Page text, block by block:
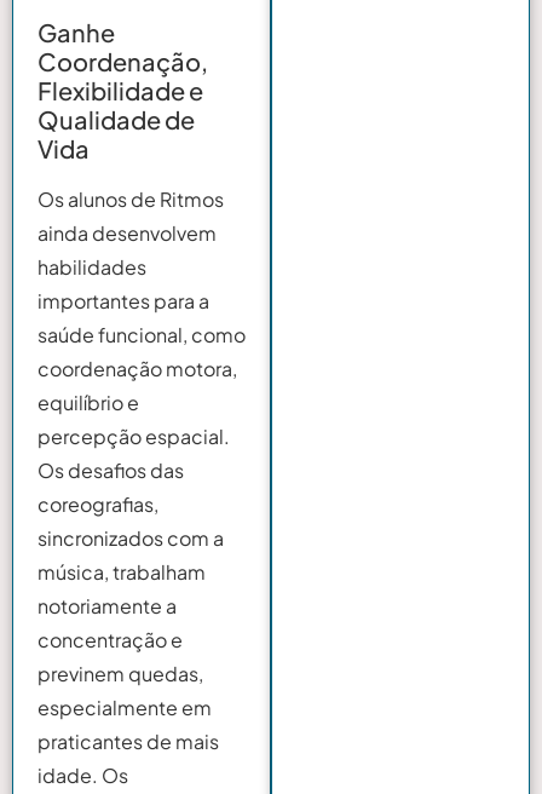
Ganhe
Coordenação,
Flexibilidade e
Qualidade de
Vida
Os alunos de Ritmos
ainda desenvolvem
habilidades
importantes para a
saúde funcional, como
coordenação motora,
equilíbrio e
percepção espacial.
Os desafios das
coreografias,
sincronizados com a
música, trabalham
notoriamente a
concentração e
previnem quedas,
especialmente em
praticantes de mais
idade. Os